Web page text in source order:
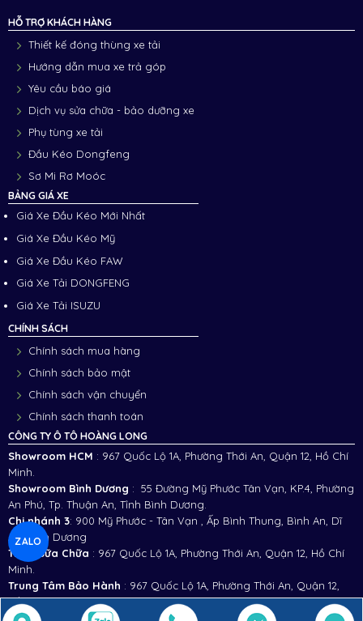
HỖ TRỢ KHÁCH HÀNG
Thiết kế đóng thùng xe tải
Hướng dẫn mua xe trả góp
Yêu cầu báo giá
Dịch vụ sửa chữa - bảo dưỡng xe
Phụ tùng xe tải
Đầu Kéo Dongfeng
Sơ Mi Rơ Moóc
BẢNG GIÁ XE
Giá Xe Đầu Kéo Mới Nhất
Giá Xe Đầu Kéo Mỹ
Giá Xe Đầu Kéo FAW
Giá Xe Tải DONGFENG
Giá Xe Tải ISUZU
CHÍNH SÁCH
Chính sách mua hàng
Chính sách bảo mật
Chính sách vận chuyển
Chính sách thanh toán
CÔNG TY Ô TÔ HOÀNG LONG
Showroom HCM : 967 Quốc Lộ 1A, Phường Thới An, Quận 12, Hồ Chí
Minh.
Showroom Bình Dương : 55 Đường Mỹ Phước Tân Vạn, KP.4, Phường
An Phú, Tp. Thuận An, Tỉnh Bình Dương.
Chi nhánh 3: 900 Mỹ Phước - Tân Vạn , Ấp Bình Thung, Bình An, Dĩ
An, Bình Dương
Trạm Sữa Chữa : 967 Quốc Lộ 1A, Phường Thới An, Quận 12, Hồ Chí
Minh.
Trung Tâm Bảo Hành : 967 Quốc Lộ 1A, Phường Thới An, Quận 12,
Hồ Chí Minh.
ZALO